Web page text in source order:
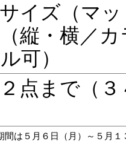
イズ（マ
縦・横／
可）
点まで（
間は５月６日（月）～５月１